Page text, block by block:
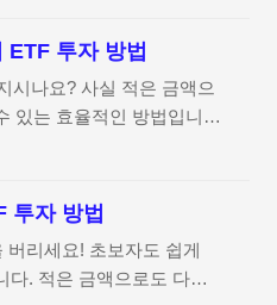
득인정액 기준 충족자금
수급 여부는 복지로 홈페
아동수당 자..
등을 구체적으로 알려드
수익을 창출하는 방법을
란 무엇인가요? 배당
지급하는 기업들로 구성된
주요 특징배당 수익: 정
스크 감소장기 투자 적합:
시장..
ETF 투자 방법
시나요? 사실 적은 금액으
있는 효율적인 방법입니
ETF란 무엇인가요? 해외
글로벌 증시에 상장된
을 추종하는 상품입니다.
한 지역에 투자할 수 있
투자 방법
버리세요! 초보자도 쉽게
다. 적은 금액으로도 다양